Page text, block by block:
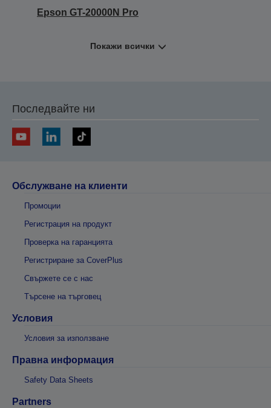
Epson GT-20000N Pro
Покажи всички
Последвайте ни
Обслужване на клиенти
Промоции
Регистрация на продукт
Проверка на гаранцията
Регистриране за CoverPlus
Свържете се с нас
Търсене на търговец
Условия
Условия за използване
Правна информация
Safety Data Sheets
Partners